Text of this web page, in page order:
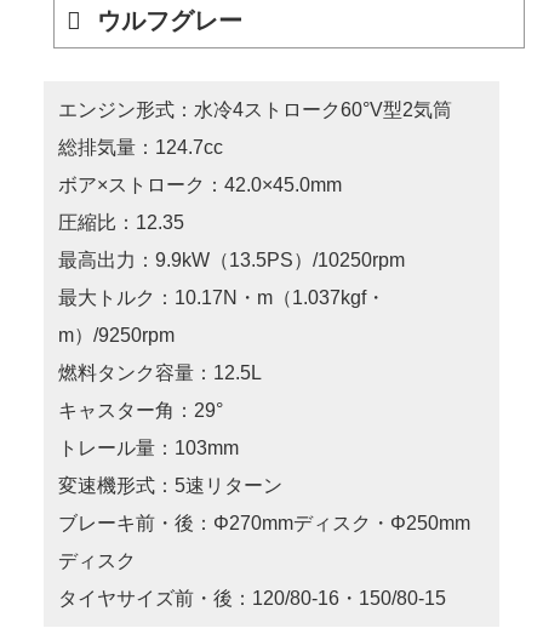
ウルフグレー
エンジン形式：水冷4ストローク60°V型2気筒
総排気量：124.7cc
ボア×ストローク：42.0×45.0mm
圧縮比：12.35
最高出力：9.9kW（13.5PS）/10250rpm
最大トルク：10.17N・m（1.037kgf・
m）/9250rpm
燃料タンク容量：12.5L
キャスター角：29°
トレール量：103mm
変速機形式：5速リターン
ブレーキ前・後：Φ270mmディスク・Φ250mm
ディスク
タイヤサイズ前・後：120/80-16・150/80-15